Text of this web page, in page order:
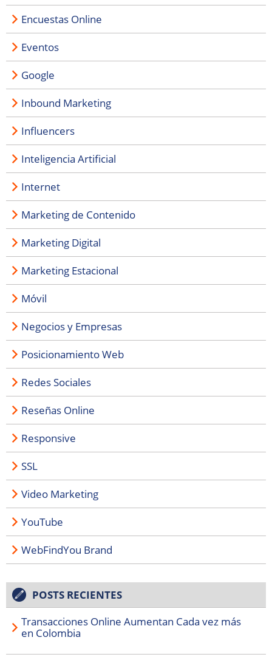
Encuestas Online
Eventos
Google
Inbound Marketing
Influencers
Inteligencia Artificial
Internet
Marketing de Contenido
Marketing Digital
Marketing Estacional
Móvil
Negocios y Empresas
Posicionamiento Web
Redes Sociales
Reseñas Online
Responsive
SSL
Video Marketing
YouTube
WebFindYou Brand
POSTS RECIENTES
Transacciones Online Aumentan Cada vez más
en Colombia